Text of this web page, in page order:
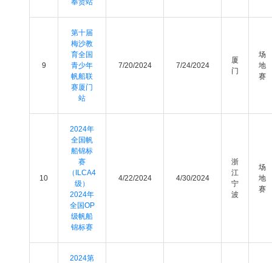
9
第十届
梅沙教
育全国
青少年
帆船联
赛厦门
站
7/20/2024 7/24/2024
厦
门
场
地
赛
10
2024年
全国帆
船锦标
赛
（ILCA4
级）
2024年
全国OP
级帆船
锦标赛
4/22/2024 4/30/2024
浙
江
宁
波
场
地
赛
2024第